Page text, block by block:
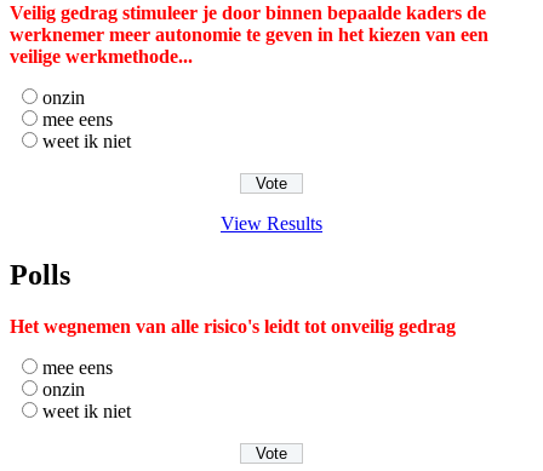
Veilig gedrag stimuleer je door binnen bepaalde kaders de
werknemer meer autonomie te geven in het kiezen van een
veilige werkmethode...
onzin
mee eens
weet ik niet
View Results
Polls
Het wegnemen van alle risico's leidt tot onveilig gedrag
mee eens
onzin
weet ik niet